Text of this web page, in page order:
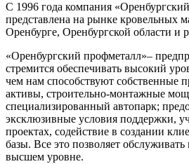
С 1996 года компания
представлена на рынке кровельных
Оренбурге, Оренбургской области и
«Оренбургский профметалл»–
стремится обеспечивать высокий
чем нам способствуют собственные
активы, строительно-монтажные
специализированный автопарк;
эксклюзивные условия поддержки,
проектах, содействие в создании
базы. Все это позволяет
высшем уровне.